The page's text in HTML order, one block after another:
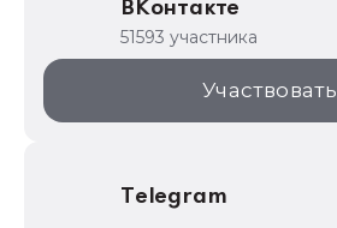
1С:Торговая площадка
ВКонтакте
51593 участника
Участвовать
Telegram